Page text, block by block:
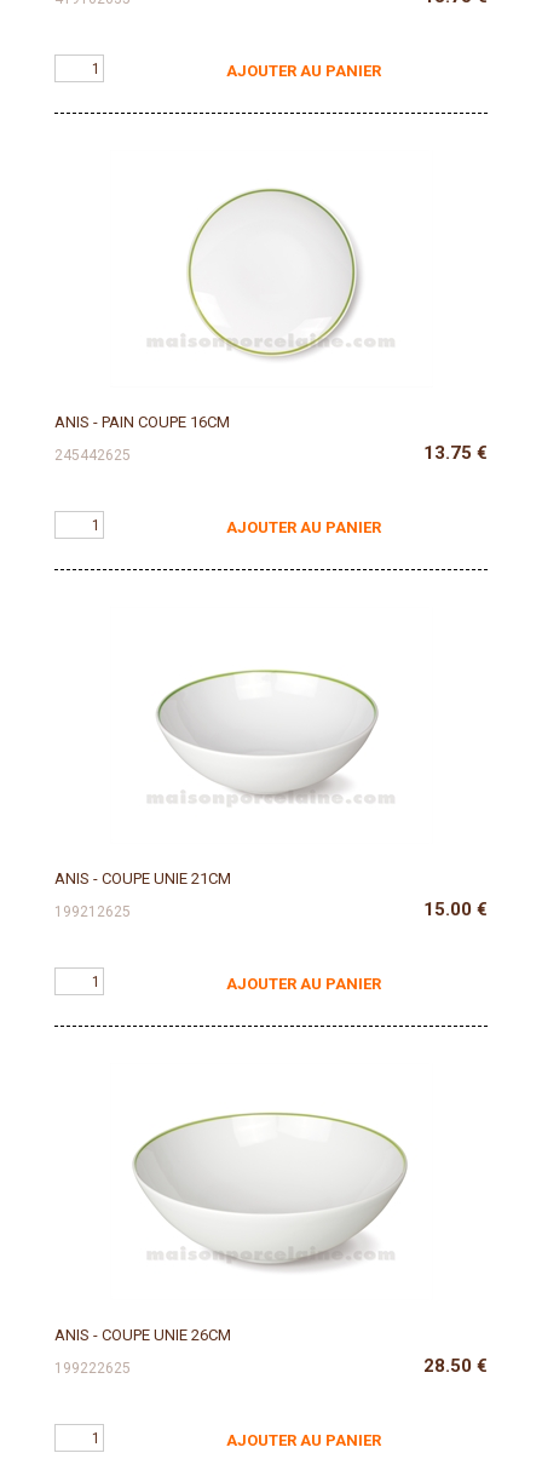
AJOUTER AU PANIER
ANIS - PAIN COUPE 16CM
245442625 13.75 €
AJOUTER AU PANIER
ANIS - COUPE UNIE 21CM
199212625 15.00 €
AJOUTER AU PANIER
ANIS - COUPE UNIE 26CM
199222625 28.50 €
AJOUTER AU PANIER